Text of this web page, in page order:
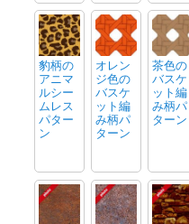
豹柄の
アニマ
ルシー
ムレス
パター
ン
オレン
ジ色の
バスケ
ット編
み柄パ
ターン
茶色の
バスケ
ット編
み柄パ
ターン